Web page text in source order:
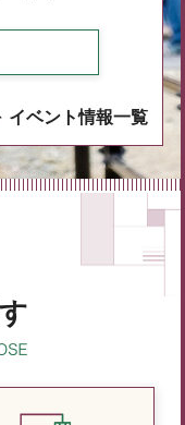
イベント情報一覧